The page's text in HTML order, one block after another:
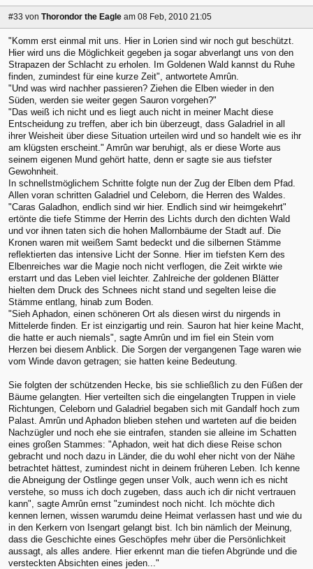
#33 von Thorondor the Eagle am 08 Feb, 2010 21:05
"Komm erst einmal mit uns. Hier in Lorien sind wir noch gut beschützt.
Hier wird uns die Möglichkeit gegeben ja sogar abverlangt uns von den
Strapazen der Schlacht zu erholen. Im Goldenen Wald kannst du Ruhe
finden, zumindest für eine kurze Zeit", antwortete Amrûn.
"Und was wird nachher passieren? Ziehen die Elben wieder in den
Süden, werden sie weiter gegen Sauron vorgehen?"
"Das weiß ich nicht und es liegt auch nicht in meiner Macht diese
Entscheidung zu treffen, aber ich bin überzeugt, dass Galadriel in all
ihrer Weisheit über diese Situation urteilen wird und so handelt wie es ihr
am klügsten erscheint." Amrûn war beruhigt, als er diese Worte aus
seinem eigenen Mund gehört hatte, denn er sagte sie aus tiefster
Gewohnheit.
In schnellstmöglichem Schritte folgte nun der Zug der Elben dem Pfad.
Allen voran schritten Galadriel und Celeborn, die Herren des Waldes.
"Caras Galadhon, endlich sind wir hier. Endlich sind wir heimgekehrt"
ertönte die tiefe Stimme der Herrin des Lichts durch den dichten Wald
und vor ihnen taten sich die hohen Mallornbäume der Stadt auf. Die
Kronen waren mit weißem Samt bedeckt und die silbernen Stämme
reflektierten das intensive Licht der Sonne. Hier im tiefsten Kern des
Elbenreiches war die Magie noch nicht verflogen, die Zeit wirkte wie
erstarrt und das Leben viel leichter. Zahlreiche der goldenen Blätter
hielten dem Druck des Schnees nicht stand und segelten leise die
Stämme entlang, hinab zum Boden.
"Sieh Aphadon, einen schöneren Ort als diesen wirst du nirgends in
Mittelerde finden. Er ist einzigartig und rein. Sauron hat hier keine Macht,
die hatte er auch niemals", sagte Amrûn und im fiel ein Stein vom
Herzen bei diesem Anblick. Die Sorgen der vergangenen Tage waren wie
vom Winde davon getragen; sie hatten keine Bedeutung.
Sie folgten der schützenden Hecke, bis sie schließlich zu den Füßen der
Bäume gelangten. Hier verteilten sich die eingelangten Truppen in viele
Richtungen, Celeborn und Galadriel begaben sich mit Gandalf hoch zum
Palast. Amrûn und Aphadon blieben stehen und warteten auf die beiden
Nachzügler und noch ehe sie eintrafen, standen sie alleine im Schatten
eines großen Stammes: "Aphadon, weit hat dich diese Reise schon
gebracht und noch dazu in Länder, die du wohl eher nicht von der Nähe
betrachtet hättest, zumindest nicht in deinem früheren Leben. Ich kenne
die Abneigung der Ostlinge gegen unser Volk, auch wenn ich es nicht
verstehe, so muss ich doch zugeben, dass auch ich dir nicht vertrauen
kann", sagte Amrûn ernst "zumindest noch nicht. Ich möchte dich
kennen lernen, wissen warumdu deine Heimat verlassen hast und wie du
in den Kerkern von Isengart gelangt bist. Ich bin nämlich der Meinung,
dass die Geschichte eines Geschöpfes mehr über die Persönlichkeit
aussagt, als alles andere. Hier erkennt man die tiefen Abgründe und die
versteckten Absichten eines jeden..."